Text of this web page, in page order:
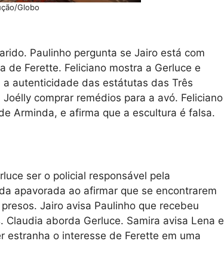
Globo
Paulinho pergunta se Jairo está com
de Ferette. Feliciano mostra a Gerluce e
autenticidade das estátutas das Três
comprar remédios para a avó. Feliciano
Arminda, e afirma que a escultura é falsa.
ser o policial responsável pela
apavorada ao afirmar que se encontrarem
Jairo avisa Paulinho que recebeu
aborda Gerluce. Samira avisa Lena e
estranha o interesse de Ferette em uma